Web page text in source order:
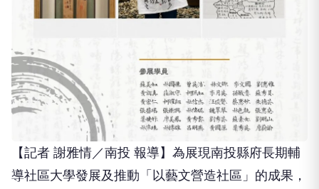
【記者 謝雅情／南投 報導】為展現南投縣府長期輔
導社區大學發展及推動「以藝文營造社區」的成果，